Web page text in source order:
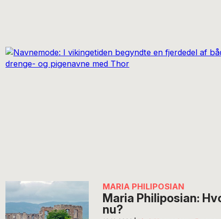
MARIA PHILIPOSIAN
Maria Philiposian:
nu?